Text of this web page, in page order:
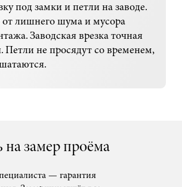
под замки и петли на заводе.
лишнего шума и мусора
Заводская врезка точная
Петли не просядут со временем,
замер проёма
— гарантия